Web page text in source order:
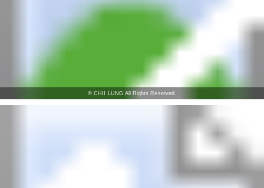
© CHII LUNG All Rights Reserved.